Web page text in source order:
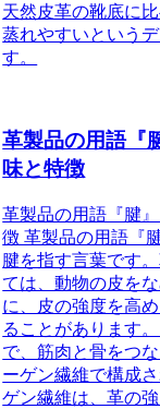
天然皮革の靴底に
蒸れやすいという
す。
革製品の用語『
味と特徴
革製品の用語『腱
徴 革製品の用語『
腱を指す言葉です
ては、動物の皮を
に、皮の強度を高
ることがあります
で、筋肉と骨をつ
ーゲン繊維で構成
ゲン繊維は、革の